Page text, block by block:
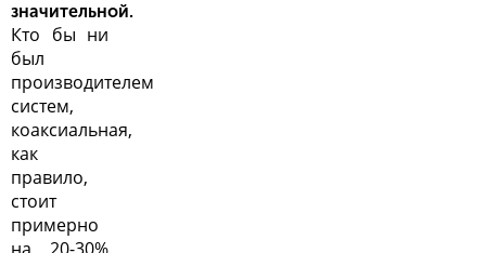
значительной.
Кто бы ни
был
производителем
систем,
коаксиальная,
как
правило,
стоит
примерно